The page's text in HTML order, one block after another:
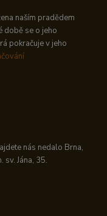
naším pradědem
době se o jeho
pokračuje v jeho
nás nedalo Brna,
sv. Jána, 35.